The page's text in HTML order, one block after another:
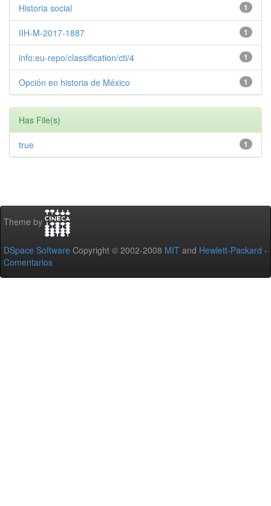
1
Historia social
1
IIH-M-2017-1887
1
info:eu-repo/classification/cti/4
1
Opción en historia de México
Has File(s)
1
true
Theme by
DSpace Software Copyright © 2002-2008 MIT and Hewlett-Packard -
Comentarios